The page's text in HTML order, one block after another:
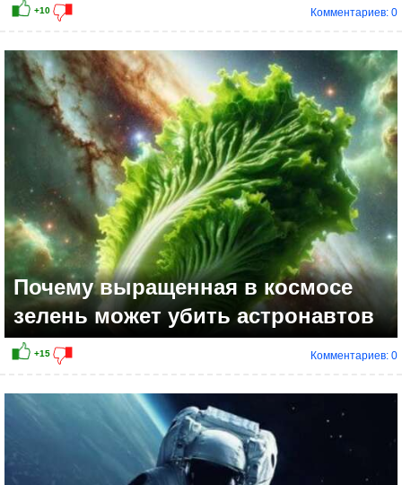
+4
Комментариев: 0
Почему выращенная в космосе
зелень может убить астронавтов
Комментариев: 0